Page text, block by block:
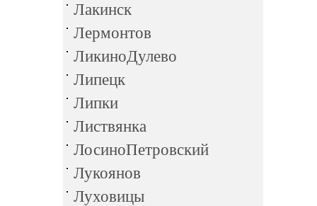
Лакинск
Лермонтов
ЛикиноДулево
Липецк
Липки
Листвянка
ЛосиноПетровский
Лукоянов
Луховицы